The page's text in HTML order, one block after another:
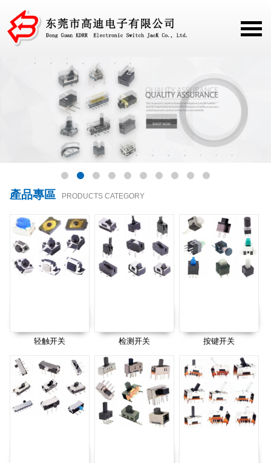
產品專區 PRODUCTS CATEGORY
轻触开关 检测开关 按键开关